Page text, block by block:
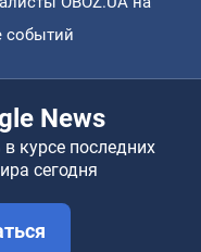
событий
News
курсе последних
сегодня